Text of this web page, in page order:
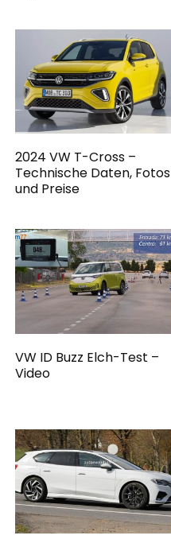
2024 VW T-Cross –
Technische Daten, Fotos
und Preise
VW ID Buzz Elch-Test –
Video